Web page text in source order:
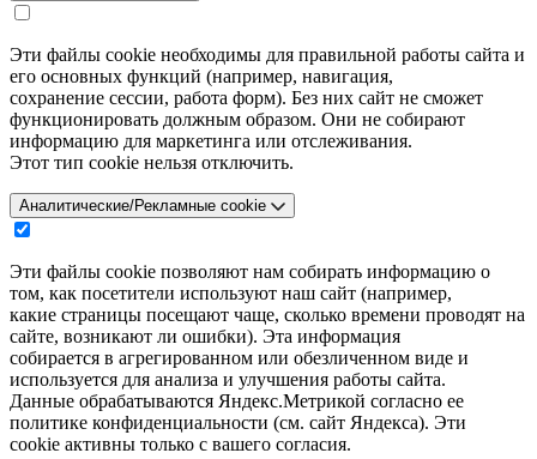
Эти файлы cookie необходимы для правильной работы сайта и
его основных функций (например, навигация,
сохранение сессии, работа форм). Без них сайт не сможет
функционировать должным образом. Они не собирают
информацию для маркетинга или отслеживания.
Этот тип cookie нельзя отключить.
Аналитические/Рекламные cookie
Эти файлы cookie позволяют нам собирать информацию о
том, как посетители используют наш сайт (например,
какие страницы посещают чаще, сколько времени проводят на
сайте, возникают ли ошибки). Эта информация
собирается в агрегированном или обезличенном виде и
используется для анализа и улучшения работы сайта.
Данные обрабатываются Яндекс.Метрикой согласно ее
политике конфиденциальности (см. сайт Яндекса). Эти
cookie активны только с вашего согласия.